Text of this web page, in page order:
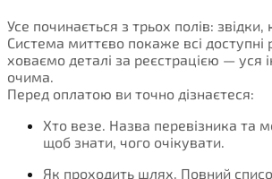
Усе починається з трьох полів: звідки,
Система миттєво покаже всі доступні
ховаємо деталі за реєстрацією — уся
очима.
Перед оплатою ви точно дізнаєтеся:
Хто везе. Назва перевізника та
щоб знати, чого очікувати.
Як проходить шлях. Повний